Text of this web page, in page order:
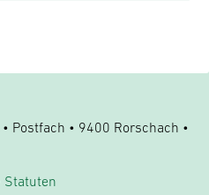
Postfach • 9400 Rorschach •
Statuten